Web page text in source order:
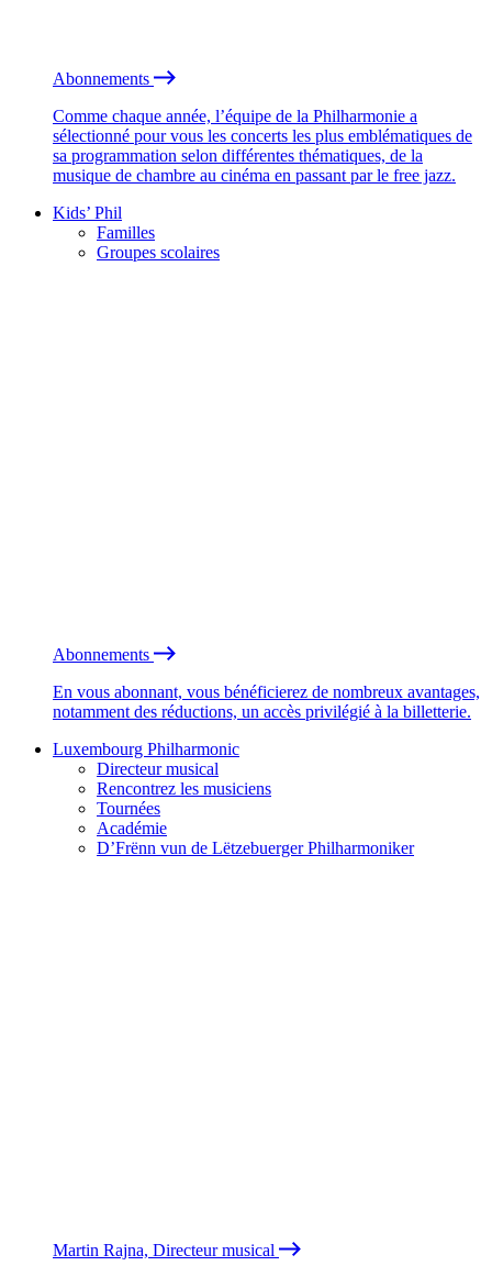
Abonnements
Comme chaque année, l’équipe de la Philharmonie a
sélectionné pour vous les concerts les plus emblématiques de
sa programmation selon différentes thématiques, de la
musique de chambre au cinéma en passant par le free jazz.
Kids’ Phil
Familles
Groupes scolaires
Abonnements
En vous abonnant, vous bénéficierez de nombreux avantages,
notamment des réductions, un accès privilégié à la billetterie.
Luxembourg Philharmonic
Directeur musical
Rencontrez les musiciens
Tournées
Académie
D’Frënn vun de Lëtzebuerger Philharmoniker
Martin Rajna, Directeur musical